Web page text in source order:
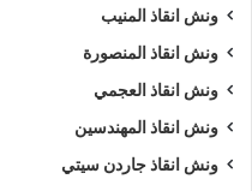
ونش انقاذ المنيب
ونش انقاذ المنصورة
ونش انقاذ العجمي
ونش انقاذ المهندسين
ونش انقاذ جاردن سيتي